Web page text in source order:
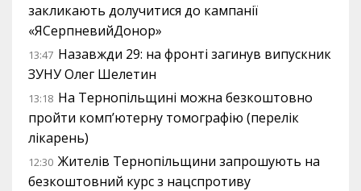
закликають долучитися до кампанії
«ЯСерпневийДонор»
13:47 Назавжди 29: на фронті загинув випускник
ЗУНУ Олег Шелетин
13:18 На Тернопільщині можна безкоштовно
пройти комп’ютерну томографію (перелік
лікарень)
12:30 Жителів Тернопільщини запрошують на
безкоштовний курс з нацспротиву